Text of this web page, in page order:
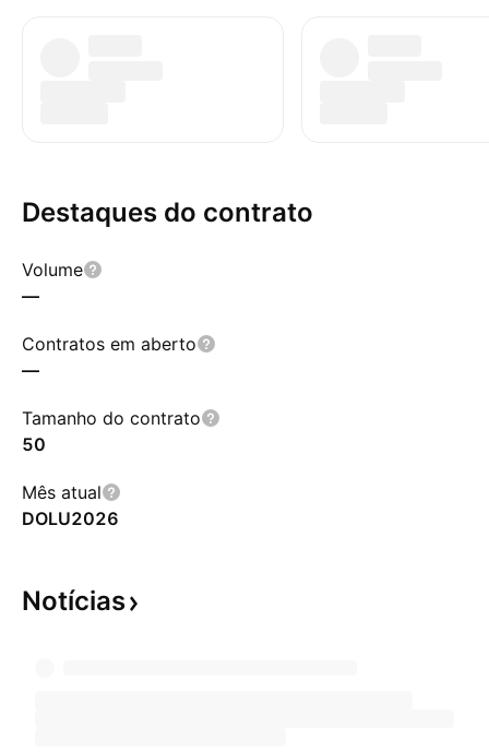
Destaques do contrato
Volume
—
Contratos em aberto
—
Tamanho do contrato
50
Mês atual
DOLU2026
Notícias